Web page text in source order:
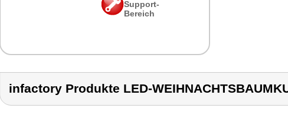
Support-
Bereich
infactory Produkte LED-